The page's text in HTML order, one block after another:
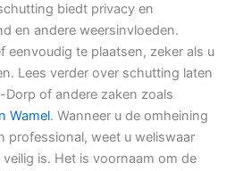
biedt privacy en
en andere weersinvloeden.
eenvoudig te plaatsen, zeker als u
Lees verder over schutting laten
of andere zaken zoals
Wamel. Wanneer u de omheining
professional, weet u weliswaar
is. Het is voornaam om de